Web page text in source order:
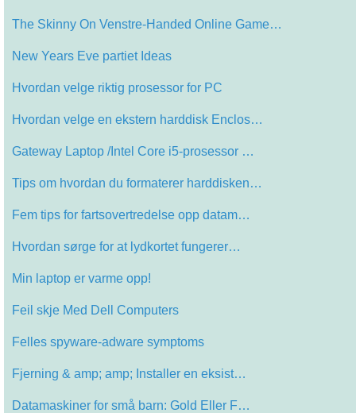
The Skinny On Venstre-Handed Online Game…
New Years Eve partiet Ideas
Hvordan velge riktig prosessor for PC
Hvordan velge en ekstern harddisk Enclos…
Gateway Laptop /Intel Core i5-prosessor …
Tips om hvordan du formaterer harddisken…
Fem tips for fartsovertredelse opp datam…
Hvordan sørge for at lydkortet fungerer…
Min laptop er varme opp!
Feil skje Med Dell Computers
Felles spyware-adware symptoms
Fjerning & amp; amp; Installer en eksist…
Datamaskiner for små barn: Gold Eller F…